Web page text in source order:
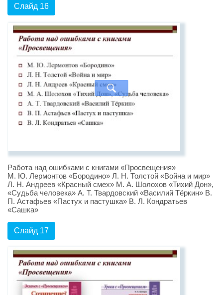
Слайд 16
Работа над ошибками с книгами «Просвещения»
М. Ю. Лермонтов «Бородино» Л. Н. Толстой «Война и мир»
Л. Н. Андреев «Красный смех» М. А. Шолохов «Тихий Дон»,
«Судьба человека» А. Т. Твардовский «Василий Тёркин» В.
П. Астафьев «Пастух и пастушка» В. Л. Кондратьев
«Сашка»
Слайд 17